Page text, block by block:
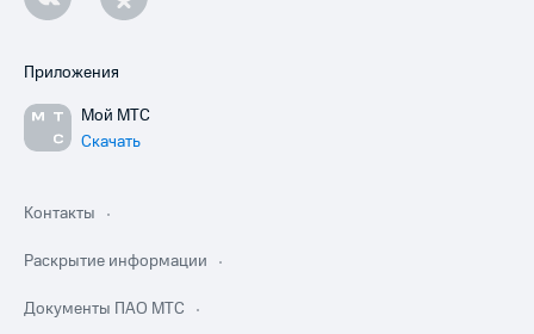
Приложения
Мой МТС
Скачать
Контакты
Раскрытие информации
Документы ПАО МТС